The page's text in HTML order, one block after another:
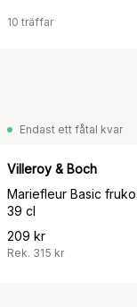
10 träffar
Endast ett fåtal kvar
Villeroy & Boch
Mariefleur Basic
39 cl
209 kr
Rek. 315 kr